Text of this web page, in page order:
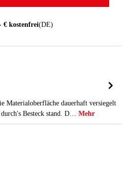
€ kostenfrei(DE)
Materialoberfläche dauerhaft versiegelt
Besteck stand. D… Mehr